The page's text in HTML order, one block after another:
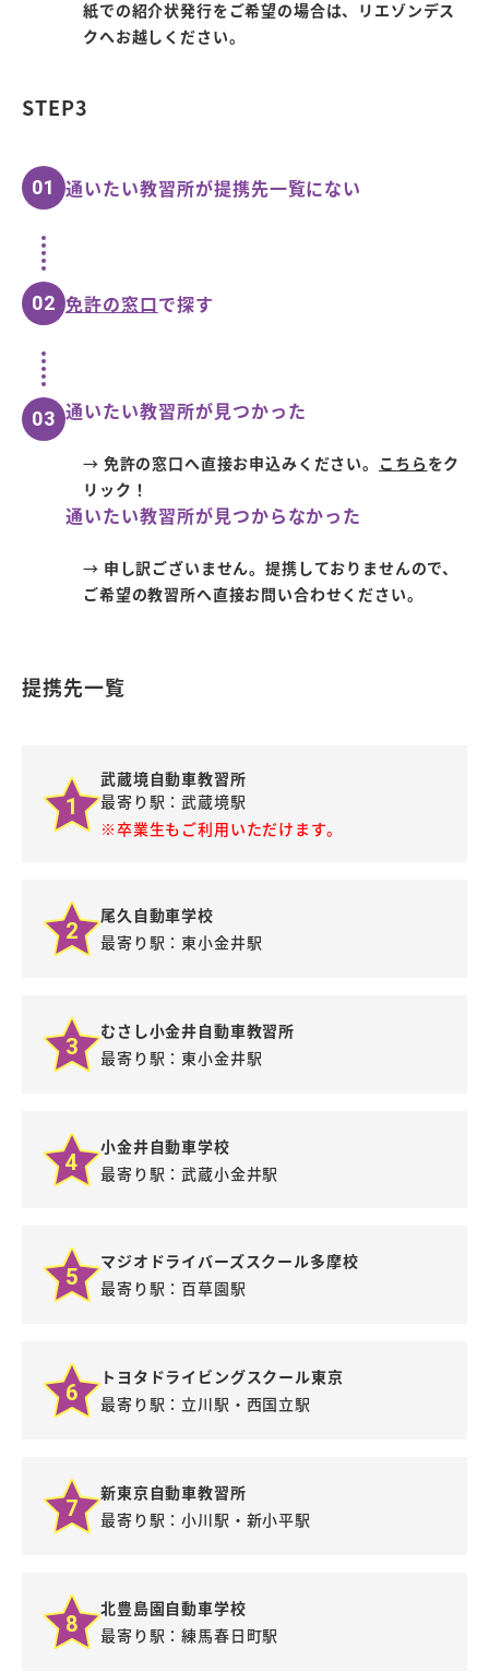
紙での紹介状発行をご希望の場合は、リエゾンデス
クへお越しください。
STEP3
01 通いたい教習所が提携先一覧にない
02 免許の窓口で探す
03 通いたい教習所が見つかった
→ 免許の窓口へ直接お申込みください。 こちらをク
リック！
通いたい教習所が見つからなかった
→ 申し訳ございません。提携しておりませんので、
ご希望の教習所へ直接お問い合わせください。
提携先一覧
1
武蔵境自動車教習所
最寄り駅：武蔵境駅
※卒業生もご利用いただけます。
2
尾久自動車学校
最寄り駅：東小金井駅
3
むさし小金井自動車教習所
最寄り駅：東小金井駅
4
小金井自動車学校
最寄り駅：武蔵小金井駅
5
マジオドライバーズスクール多摩校
最寄り駅：百草園駅
6
トヨタドライビングスクール東京
最寄り駅：立川駅・西国立駅
7
新東京自動車教習所
最寄り駅：小川駅・新小平駅
8
北豊島園自動車学校
最寄り駅：練馬春日町駅